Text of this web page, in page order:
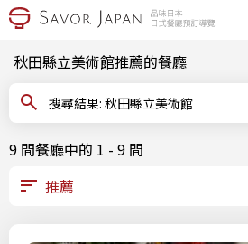
秋田縣立美術館推薦的餐廳
搜尋結果: 秋田縣立美術館
9 間餐廳中的 1 - 9 間